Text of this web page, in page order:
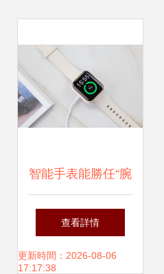
智能手表能勝任“腕
上小手機(jī)”嗎？
——OPPO Watch
查看詳情
更新時間：2026-08-06
17:17:38